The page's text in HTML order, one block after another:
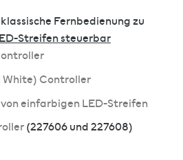
Fernbedienung zu
Streifen steuerbar
White) Controller
einfarbigen LED-Streifen
(227606 und 227608)